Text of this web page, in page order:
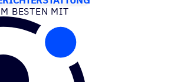
BESTEN MIT